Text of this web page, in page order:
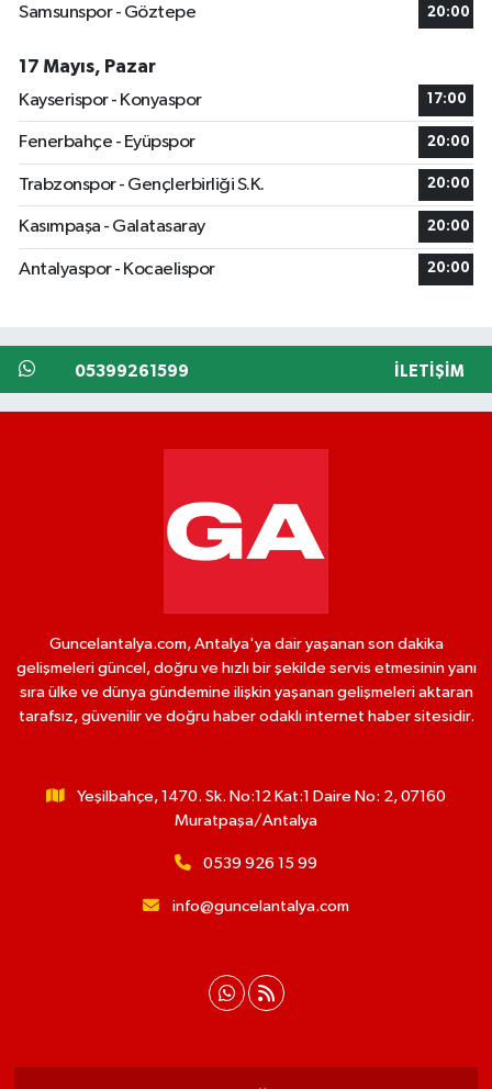
Samsunspor - Göztepe 20:00
17 Mayıs, Pazar
Kayserispor - Konyaspor
17:00
Fenerbahçe - Eyüpspor 20:00
Trabzonspor - Gençlerbirliği S.K. 20:00
Kasımpaşa - Galatasaray 20:00
Antalyaspor - Kocaelispor 20:00
05399261599 İLETIŞIM
Guncelantalya.com, Antalya'ya dair yaşanan son dakika
gelişmeleri güncel, doğru ve hızlı bir şekilde servis etmesinin yanı
sıra ülke ve dünya gündemine ilişkin yaşanan gelişmeleri aktaran
tarafsız, güvenilir ve doğru haber odaklı internet haber sitesidir.
Yeşilbahçe, 1470. Sk. No:12 Kat:1 Daire No: 2, 07160
Muratpaşa/Antalya
0539 926 15 99
info@guncelantalya.com